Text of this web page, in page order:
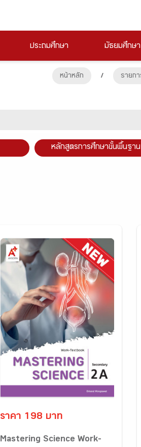
ประถมศึกษา มัธยมศึกษา
หน้าหลัก / รายก
หลักสูตรการศึกษาขั้นพื้นฐาน
ราคา 198 บาท
Mastering Science Work-